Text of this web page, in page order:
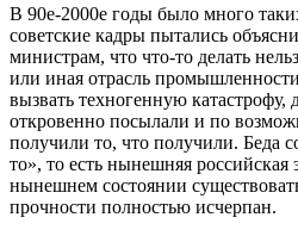
В 90е-2000е годы было много
советские кадры пытались
министрам, что что-то делать
или иная отрасль
вызвать техногенную
откровенно посылали и по
получили то, что получили. Беда
то», то есть нынешняя российская
нынешнем состоянии
прочности полностью исчерпан.